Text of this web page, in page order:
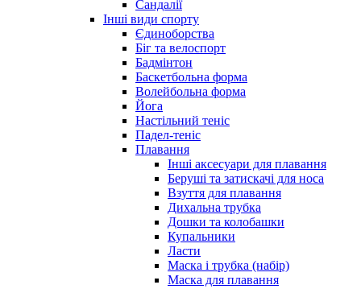
Сандалії
Інші види спорту
Єдиноборства
Біг та велоспорт
Бадмінтон
Баскетбольна форма
Волейбольна форма
Йога
Настільний теніс
Падел-теніс
Плавання
Інші аксесуари для плавання
Беруші та затискачі для носа
Взуття для плавання
Дихальна трубка
Дошки та колобашки
Купальники
Ласти
Маска і трубка (набір)
Маска для плавання